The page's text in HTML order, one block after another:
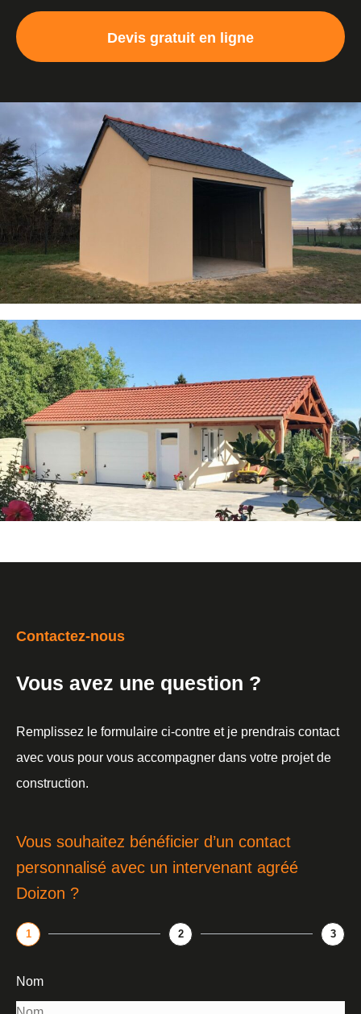
Devis gratuit en ligne
Contactez-nous
Vous avez une question ?
Remplissez le formulaire ci-contre et je prendrais contact
avec vous pour vous accompagner dans votre projet de
construction.
Vous souhaitez bénéficier d’un contact
personnalisé avec un intervenant agréé
Doizon ?
1 2 3
Nom